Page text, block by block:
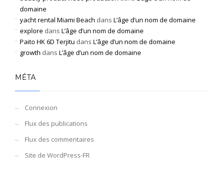
domaine
yacht rental Miami Beach dans L’âge d’un nom de domaine
explore dans L’âge d’un nom de domaine
Paito HK 6D Terjitu dans L’âge d’un nom de domaine
growth dans L’âge d’un nom de domaine
MÉTA
Connexion
Flux des publications
Flux des commentaires
Site de WordPress-FR